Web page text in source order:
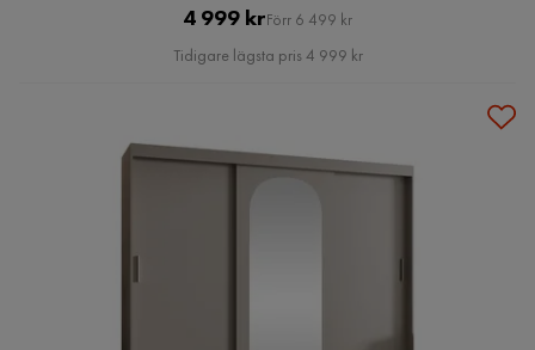
Pris
4 999 krOriginal
Pris
Förr 6 499 kr
Tidigare lägsta pris 4 999 kr